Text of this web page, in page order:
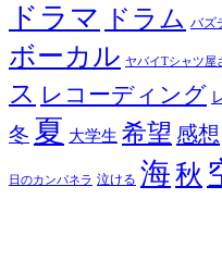
ドラマ ドラム バズ
ボーカル ヤバイTシャツ屋
ス レコーディング
冬 夏 大学生 希望 感想
日のカンパネラ 泣ける 海秋